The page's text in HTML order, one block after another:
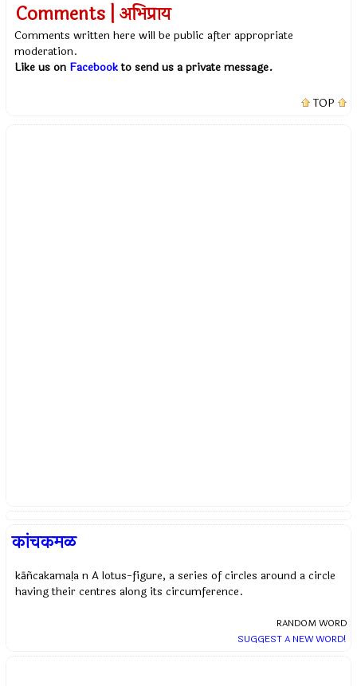
Comments | अभिप्राय
Comments written here will be public after appropriate
moderation.
Like us on Facebookto send us a private message.
TOP
कांचकमळ
kāñcakamaḷa n A lotus-figure, a series of circles around a circle
having their centres along its circumference.
RANDOM WORD
SUGGEST A NEW WORD!